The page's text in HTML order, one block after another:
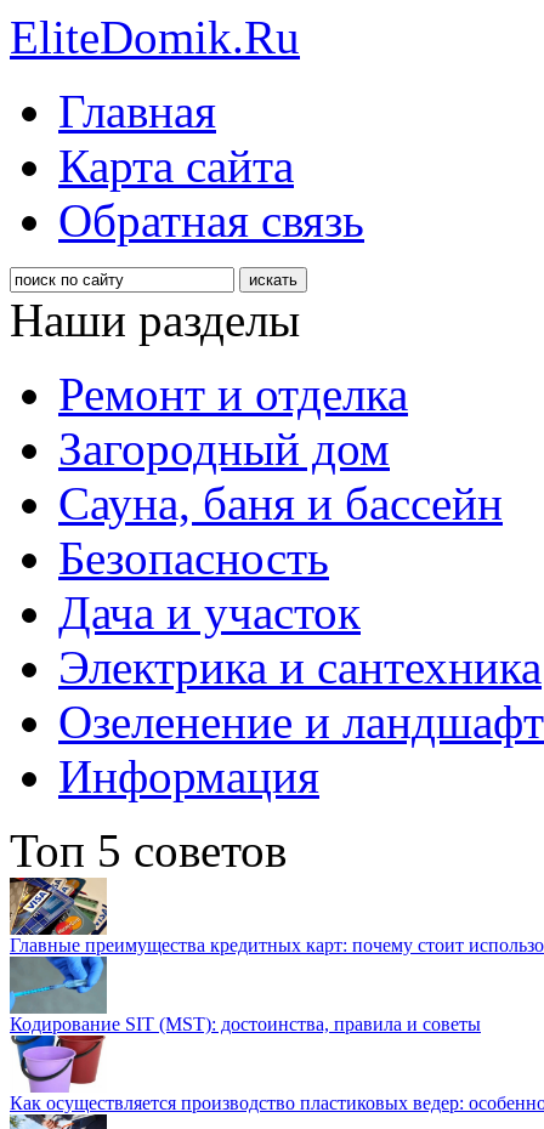
EliteDomik.Ru
Главная
Карта сайта
Обратная связь
Наши разделы
Ремонт и отделка
Загородный дом
Сауна, баня и бассейн
Безопасность
Дача и участок
Электрика и сантехника
Озеленение и
Информация
Топ 5 советов
Главные преимущества кредитных карт: почему стоит
Кодирование SIT (MST): достоинства, правила и советы
Как осуществляется производство пластиковых ведер: